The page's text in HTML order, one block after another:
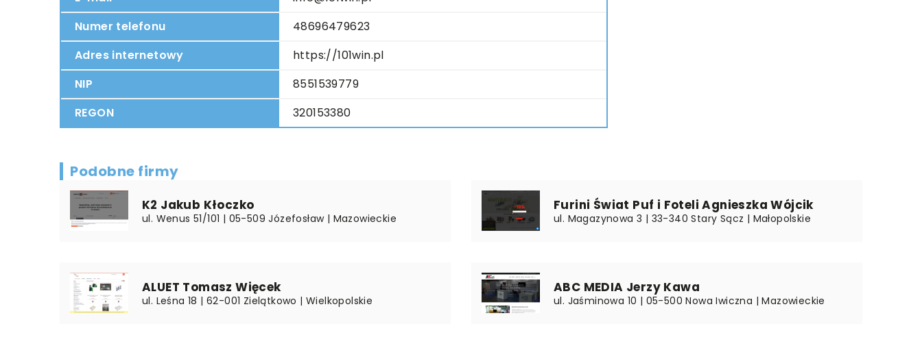
Numer telefonu
48696479623
Adres internetowy
https://101win.pl
NIP
8551539779
REGON
320153380
Podobne firmy
K2 Jakub Kłoczko
ul. Wenus 51/101 | 05-509 Józefosław | Mazowieckie
Furini Świat Puf i Foteli Agnieszka Wójcik
ul. Magazynowa 3 | 33-340 Stary Sącz | Małopolskie
ALUET Tomasz Więcek
ul. Leśna 18 | 62-001 Zielątkowo | Wielkopolskie
ABC MEDIA Jerzy Kawa
ul. Jaśminowa 10 | 05-500 Nowa Iwiczna | Mazowieckie